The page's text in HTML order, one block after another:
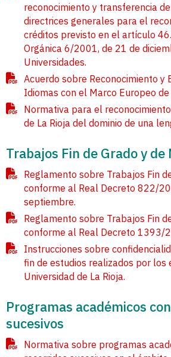
reconocimiento y transferencia
directrices generales para el
créditos previsto en el artículo
Orgánica 6/2001, de 21 de
Universidades.
Acuerdo sobre Reconocimiento y
Idiomas con el Marco Europeo
Normativa para el
de La Rioja del dominio de una
Trabajos Fin de Grado y de
Reglamento sobre Trabajos Fin
conforme al Real Decreto 822/
septiembre.
Reglamento sobre Trabajos Fin
conforme al Real Decreto 1393/
Instrucciones sobre
fin de estudios realizados por los
Universidad de La Rioja.
Programas académicos
sucesivos
Normativa sobre programas